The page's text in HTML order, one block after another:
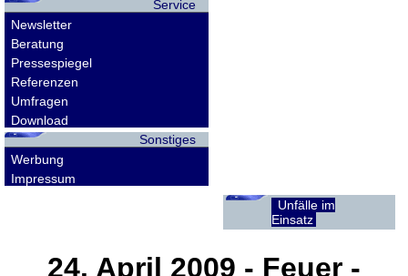
Service
Newsletter
Beratung
Pressespiegel
Referenzen
Umfragen
Download
Sonstiges
Werbung
Impressum
Unfälle im
Einsatz
24. April 2009 - Feuer -